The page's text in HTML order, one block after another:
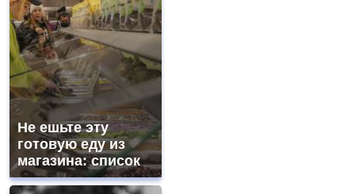
Не ешьте эту
готовую еду из
магазина: список